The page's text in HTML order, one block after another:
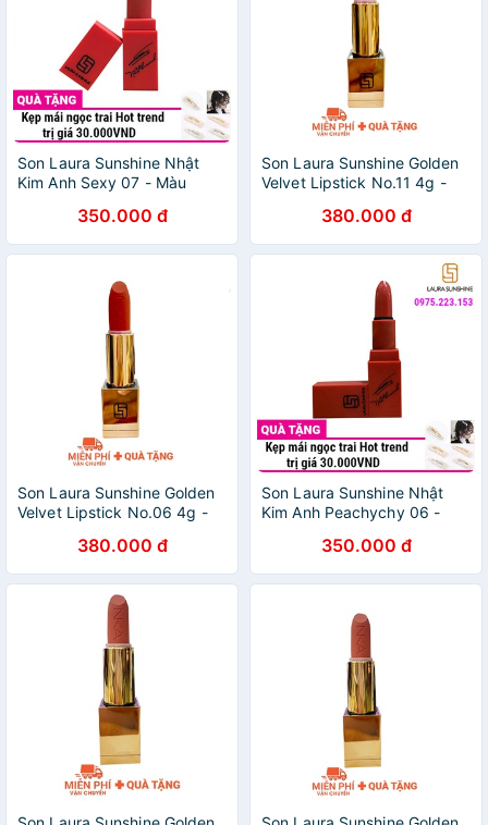
Son Laura Sunshine Nhật
Kim Anh Sexy 07 - Màu
350.000 đ
Son Laura Sunshine Golden
Velvet Lipstick No.11 4g -
380.000 đ
Son Laura Sunshine Golden
Velvet Lipstick No.06 4g -
380.000 đ
Son Laura Sunshine Nhật
Kim Anh Peachychy 06 -
350.000 đ